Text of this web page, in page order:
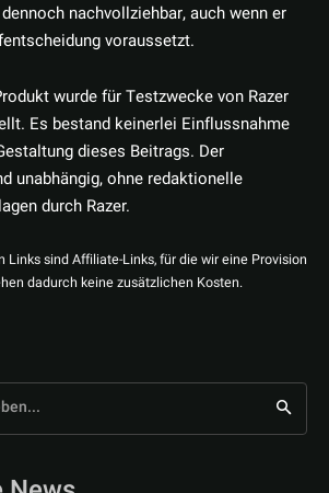
nachvollziehbar, auch wenn er
voraussetzt.
wurde für Testzwecke von Razer
Es bestand keinerlei Einflussnahme
dieses Beitrags. Der
unabhängig, ohne redaktionelle
durch Razer.
Links sind Affiliate-Links, für die wir eine Provision
dadurch keine zusätzlichen Kosten.